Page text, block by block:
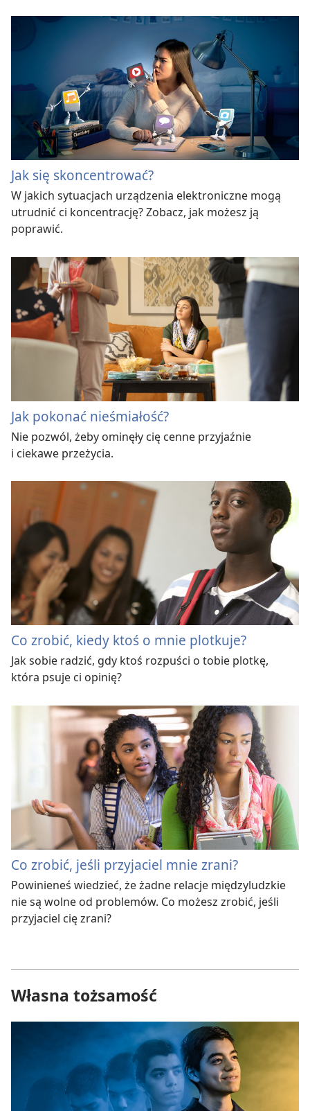
Jak się skoncentrować?
W jakich sytuacjach urządzenia elektroniczne mogą
utrudnić ci koncentrację? Zobacz, jak możesz ją
poprawić.
Jak pokonać nieśmiałość?
Nie pozwól, żeby ominęły cię cenne przyjaźnie
i ciekawe przeżycia.
Co zrobić, kiedy ktoś o mnie plotkuje?
Jak sobie radzić, gdy ktoś rozpuści o tobie plotkę,
która psuje ci opinię?
Co zrobić, jeśli przyjaciel mnie zrani?
Powinieneś wiedzieć, że żadne relacje międzyludzkie
nie są wolne od problemów. Co możesz zrobić, jeśli
przyjaciel cię zrani?
Własna tożsamość